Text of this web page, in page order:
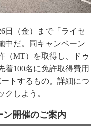
日（金）まで「ライセ
中だ。同キャンペーン
（MT）を取得し、ドゥ
着100名に免許取得費用
トするもの。詳細につ
クしよう。
ン開催のご案内